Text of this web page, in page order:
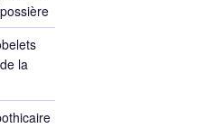
la